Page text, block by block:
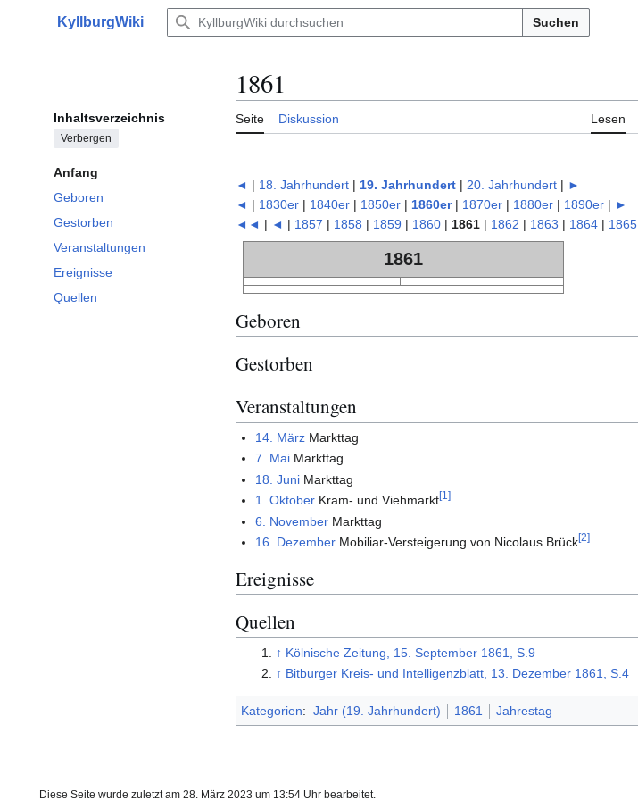
Hauptmenü
KyllburgWiki Suchen
Inhaltsverzeichnis
Verbergen
Anfang
Geboren
Gestorben
Veranstaltungen
Ereignisse
Quellen
1861
Seite Diskussion Lesen
◄ | 18. Jahrhundert | 19. Jahrhundert | 20. Jahrhundert | ►
◄ | 1830er | 1840er | 1850er | 1860er| 1870er | 1880er | 1890er | ►
◄◄ | ◄ | 1857 | 1858 | 1859 | 1860 | 1861 | 1862 | 1863 | 1864 | 1865
1861
Geboren
Gestorben
Veranstaltungen
14. März Markttag
7. Mai Markttag
18. Juni Markttag
1. Oktober Kram- und Viehmarkt[1]
6. November Markttag
16. Dezember Mobiliar-Versteigerung von Nicolaus Brück[2]
Ereignisse
Quellen
↑ Kölnische Zeitung, 15. September 1861, S.9
↑ Bitburger Kreis- und Intelligenzblatt, 13. Dezember 1861, S.4
Kategorien: Jahr (19. Jahrhundert) 1861 Jahrestag
Diese Seite wurde zuletzt am 28. März 2023 um 13:54 Uhr bearbeitet.